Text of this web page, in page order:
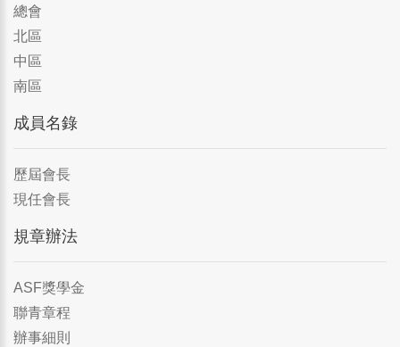
總會
北區
中區
南區
成員名錄
歷屆會長
現任會長
規章辦法
ASF獎學金
聯青章程
辦事細則